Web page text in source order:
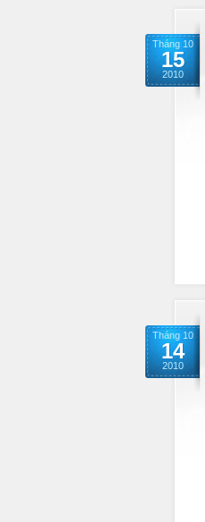
Tháng 10
15
2010
Tháng 10
14
2010